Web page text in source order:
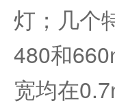
灯；几个
480和
宽均在